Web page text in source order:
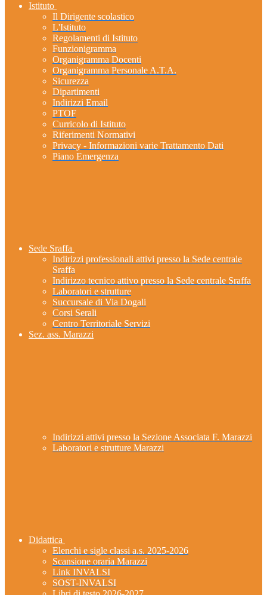
Istituto
Il Dirigente scolastico
L'Istituto
Regolamenti di Istituto
Funzionigramma
Organigramma Docenti
Organigramma Personale A.T.A.
Sicurezza
Dipartimenti
Indirizzi Email
PTOF
Curricolo di Istituto
Riferimenti Normativi
Privacy - Informazioni varie Trattamento Dati
Piano Emergenza
Sede Sraffa
Indirizzi professionali attivi presso la Sede centrale
Sraffa
Indirizzo tecnico attivo presso la Sede centrale Sraffa
Laboratori e strutture
Succursale di Via Dogali
Corsi Serali
Centro Territoriale Servizi
Sez. ass. Marazzi
Indirizzi attivi presso la Sezione Associata F. Marazzi
Laboratori e strutture Marazzi
Didattica
Elenchi e sigle classi a.s. 2025-2026
Scansione oraria Marazzi
Link INVALSI
SOST-INVALSI